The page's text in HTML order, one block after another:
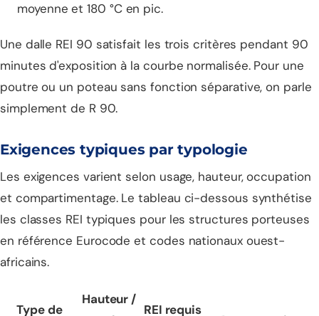
moyenne et 180 °C en pic.
Une dalle REI 90 satisfait les trois critères pendant 90
minutes d'exposition à la courbe normalisée. Pour une
poutre ou un poteau sans fonction séparative, on parle
simplement de R 90.
Exigences typiques par typologie
Les exigences varient selon usage, hauteur, occupation
et compartimentage. Le tableau ci-dessous synthétise
les classes REI typiques pour les structures porteuses
en référence Eurocode et codes nationaux ouest-
africains.
Type de
Hauteur /
REI requis